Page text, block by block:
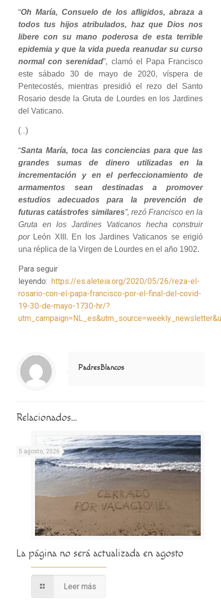
“Oh María, Consuelo de los afligidos, abraza a
todos tus hijos atribulados, haz que Dios nos
libere con su mano poderosa de esta terrible
epidemia y que la vida pueda reanudar su curso
normal con serenidad”, clamó el Papa Francisco
este sábado 30 de mayo de 2020, víspera de
Pentecostés, mientras presidió el rezo del Santo
Rosario desde la Gruta de Lourdes en los Jardines
del Vaticano.
(…)
“Santa María, toca las conciencias para que las
grandes sumas de dinero utilizadas en la
incrementación y en el perfeccionamiento de
armamentos sean destinadas a promover
estudios adecuados para la prevención de
futuras catástrofes similares”, rezó Francisco en la
Gruta en los Jardines Vaticanos hecha construir
por León XIII. En los Jardines Vaticanos se erigió
una réplica de la Virgen de Lourdes en el año 1902.
Para seguir
leyendo: https://es.aleteia.org/2020/05/26/reza-el-
rosario-con-el-papa-francisco-por-el-final-del-covid-
19-30-de-mayo-1730-hr/?
Notice
: Trying to access array offset on value of type null in
/home/misioner/public_html/padresblancos/themes/betheme/includes/content-single.php
on line
286
PadresBlancos
Relacionados...
5 agosto, 2026
La página no será actualizada en agosto
Leer más